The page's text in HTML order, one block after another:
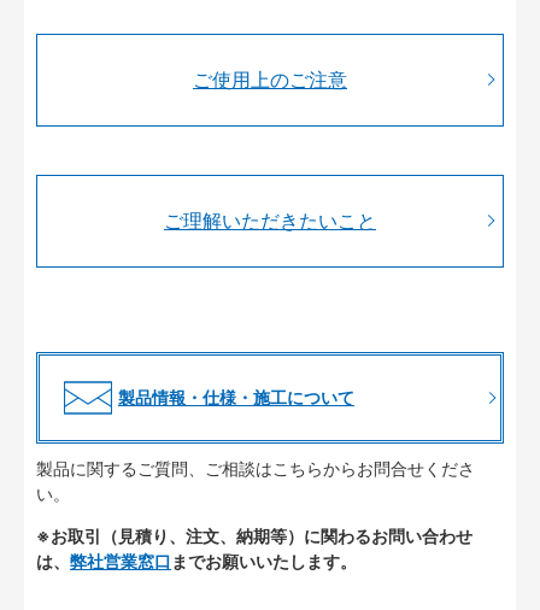
ご使用上のご注意
ご理解いただきたいこと
製品情報・仕様・施工について
製品に関するご質問、ご相談はこちらからお問合せくださ
い。
※お取引（見積り、注文、納期等）に関わるお問い合わせ
は、 弊社営業窓口 までお願いいたします。